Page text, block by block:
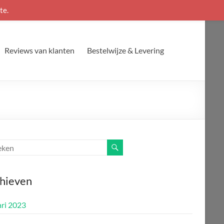
Reviews van klanten
Bestelwijze & Levering
2023